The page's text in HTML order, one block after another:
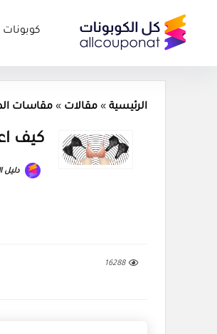
كوبونات
الرئيسية » مقالات » مقاسات
كيف
دليل
16288